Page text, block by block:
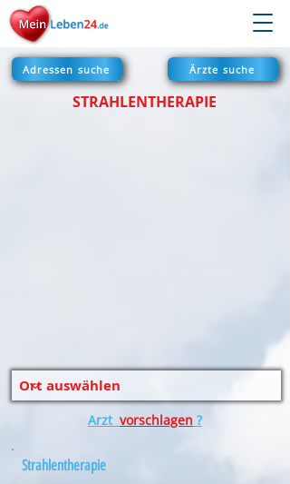
Adressen suche Ärzte suche
STRAHLENTHERAPIE
Arzt vorschlagen ?
Strahlentherapie